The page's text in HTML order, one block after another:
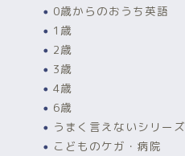
0歳からのおうち英語
1歳
2歳
3歳
4歳
6歳
うまく言えないシリーズ
こどものケガ・病院